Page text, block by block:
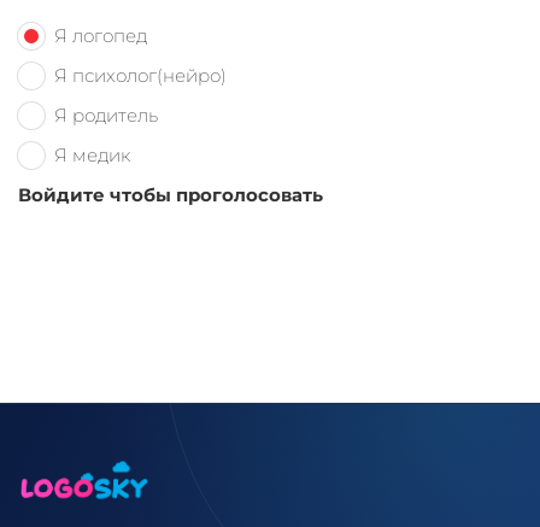
Я логопед
Я психолог(нейро)
Я родитель
Я медик
Войдите чтобы проголосовать